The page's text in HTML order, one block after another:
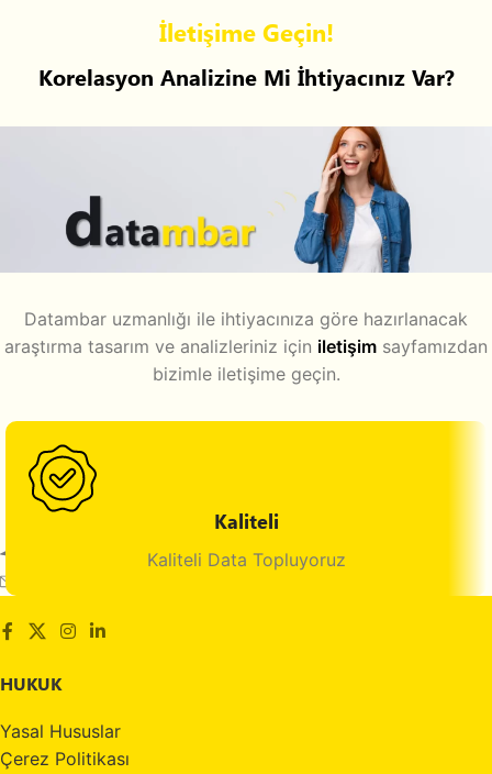
İletişime Geçin!
Korelasyon Analizine Mi İhtiyacınız Var?
Datambar uzmanlığı ile ihtiyacınıza göre hazırlanacak
araştırma tasarım ve analizleriniz için iletişim sayfamızdan
bizimle iletişime geçin.
Kaliteli
Kaliteli Data Topluyoruz
Maltepe, İstanbul, Türkiye
HUKUK
Yasal Hususlar
Çerez Politikası